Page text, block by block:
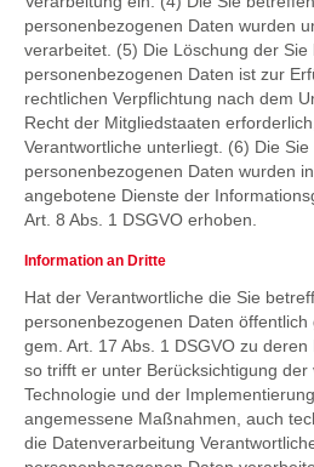
personenbezogenen Daten wurden
verarbeitet. (5) Die Löschung der Sie
personenbezogenen Daten ist zur
rechtlichen Verpflichtung nach dem
Recht der Mitgliedstaaten
Verantwortliche unterliegt. (6) Die
personenbezogenen Daten wurden
angebotene Dienste der
Art. 8 Abs. 1 DSGVO erhoben.
Information an Dritte
Hat der Verantwortliche die Sie
personenbezogenen Daten
gem. Art. 17 Abs. 1 DSGVO zu deren
so trifft er unter Berücksichtigung der
Technologie und der
angemessene Maßnahmen, auch
die Datenverarbeitung